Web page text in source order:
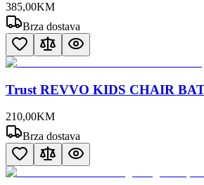
385,00KM
Brza dostava
Trust REVVO KIDS CHAIR
210,00KM
Brza dostava